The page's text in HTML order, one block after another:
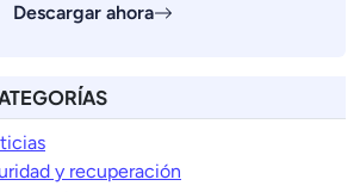
Descargar ahora
y recuperación